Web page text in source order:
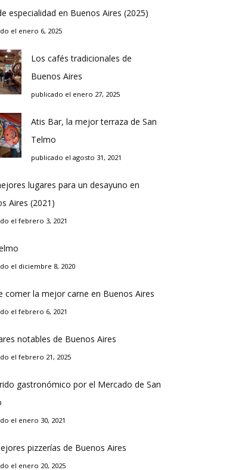
especialidad en Buenos Aires (2025)
el enero 6, 2025
Los cafés tradicionales de
Buenos Aires
publicado el enero 27, 2025
Atis Bar, la mejor terraza de San
Telmo
publicado el agosto 31, 2021
lugares para un desayuno en
Aires (2021)
el febrero 3, 2021
el diciembre 8, 2020
comer la mejor carne en Buenos Aires
el febrero 6, 2021
notables de Buenos Aires
el febrero 21, 2025
gastronómico por el Mercado de San
el enero 30, 2021
pizzerías de Buenos Aires
el enero 20, 2025